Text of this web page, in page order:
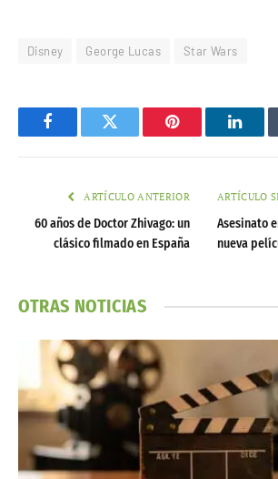
Disney George Lucas Star Wars
FacebookTwitter Pinterest
ARTÍCULO ANTERIOR
60 años de Doctor Zhivago: un
clásico filmado en España
ARTÍCULO
Asesinato
nueva
OTRAS NOTICIAS